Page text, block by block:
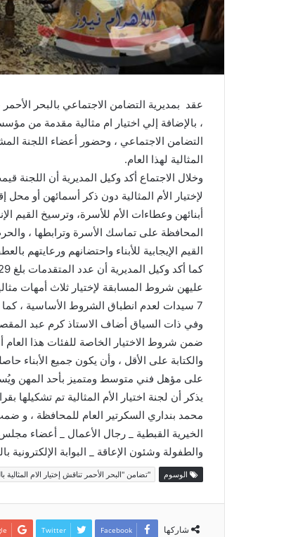
، بالإضافة إلي اختيار ام مثالية مقدمة من
التضامن الاجتماعي ، وحضور أعضاء اللجنة
المثالية لهذا العام.
وخلال الاجتماع أكد وكيل المديرية أن اللجنة
لإختيار الأم المثالية دون ذكر أسمائهن أو
أبنائهن وعطاءات الأم للأسرة، وترسيخ القيم
المحافظة على تماسك الأسرة وترابطها ،
القيم الإيجابية للأبناء واحتضانهم ورعايتهم
عليهن شروط المسابقة لإختيار ثلاث أمهات
7 سيدات لعدم انطباق الشروط الأساسية ، كما تم اختيار أم لإبن من ذوي الهمم وحالة واحدة لأم رائدة ريفية متميزة .
وفي ذات السياق أضاف الاستاذ كرم عبد
والكتابة على الأقل ، وأن يكون جميع الأبناء
على مؤهل فني متوسط ومتميز بأحد المهن
يذكر أن لجنة اختيار الأم المثالية تم
الخيرية القبطية _ رجال الأعمال _ أعضاء مجلس
والطفولة وشئون الإعاقة _ البوابة الإلكترونية
الوسوم "تضامن "البحر الأحمر تناقش إختيار الام المثالية
شاركها Facebook
Twitter